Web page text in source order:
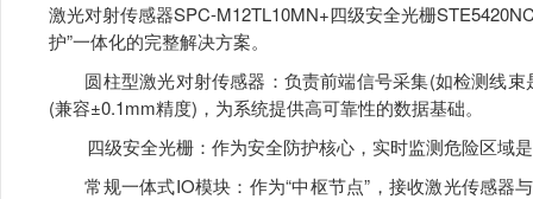
激光对射传感器SPC-M12TL10MN+四级安全光栅
护”一体化的完整解决方案。
圆柱型激光对射传感器：负责前端信号采集(如检测线束
(兼容±0.1mm精度)，为系统提供高可靠性的数据基础。
四级安全光栅：作为安全防护核心，实时监测危险区域
常规一体式IO模块：作为“中枢节点”，接收激光传感器